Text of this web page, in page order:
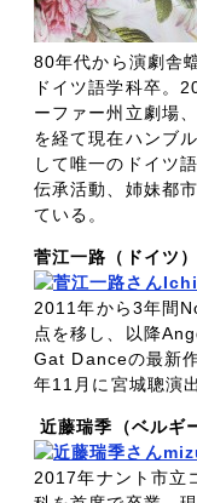
80年代から演劇舎
ドイツ語学科卒。
ーファー州立劇場
を経て現在ハンブ
して唯一のドイツ
伝承活動、姉妹都
ている。
菅江一路（ドイツ）
2011年から3年間
点を移し、以降
Gat Danceの最新
年11月に宮城聰演
近藤瑞季（ベルギ
2017年ナント市立